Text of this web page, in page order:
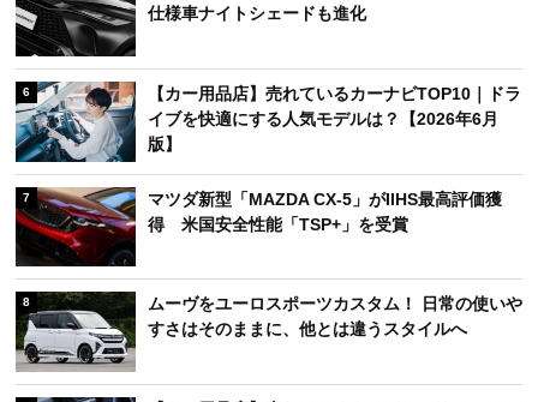
仕様車ナイトシェードも進化
6
【カー用品店】売れているカーナビTOP10｜ドラ
イブを快適にする人気モデルは？【2026年6月
版】
7
マツダ新型「MAZDA CX-5」がIIHS最高評価獲
得 米国安全性能「TSP+」を受賞
8
ムーヴをユーロスポーツカスタム！ 日常の使いや
すさはそのままに、他とは違うスタイルへ